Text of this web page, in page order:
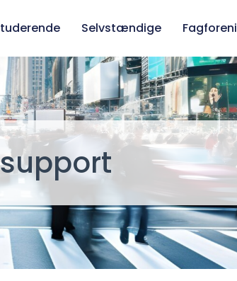
Selvstændige